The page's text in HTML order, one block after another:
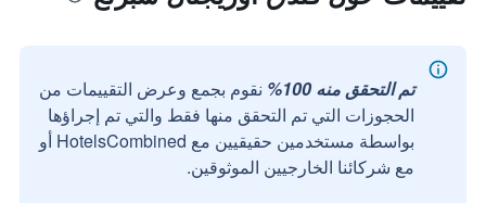
تم التحقق منه 100%
نقوم بجمع وعرض التقييمات من
الحجوزات التي تم التحقق منها فقط والتي تم إجراؤها
بواسطة مستخدمين حقيقيين مع HotelsCombined أو
مع شركائنا الخارجيين الموثوقين.